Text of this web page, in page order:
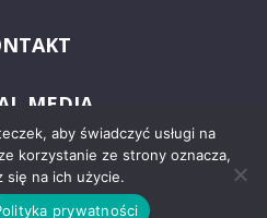
MEDIA
aby świadczyć usługi na
korzystanie ze strony oznacza,
się na ich użycie.
prywatności